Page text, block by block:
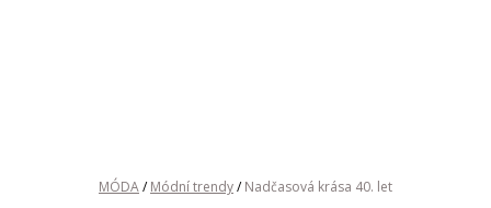
MÓDA/ Módní trendy/ Nadčasová krása 40. let